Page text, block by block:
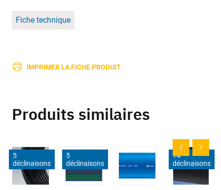
Fiche technique
IMPRIMER LA FICHE PRODUIT
Produits similaires
5
déclinaisons
5
déclinaisons
14
déclinaisons